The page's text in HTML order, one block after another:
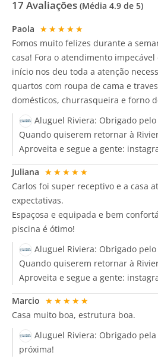
17 Avaliações (Média 4.9 de 5)
Paola ★★★★★
Fomos muito felizes durante a
casa! Fora o atendimento
início nos deu toda a atenção
quartos com roupa de cama e
domésticos, churrasqueira e forno
Aluguel Riviera: Obrigado pelo
Quando quiserem retornar à
Aproveita e segue a gente:
Juliana ★★★★★
Carlos foi super receptivo e a casa
expectativas.
Espaçosa e equipada e bem
piscina é ótimo!
Aluguel Riviera: Obrigado
Quando quiserem retornar à
Aproveita e segue a gente:
Marcio ★★★★★
Casa muito boa, estrutura boa.
Aluguel Riviera: Obrigado
próxima!